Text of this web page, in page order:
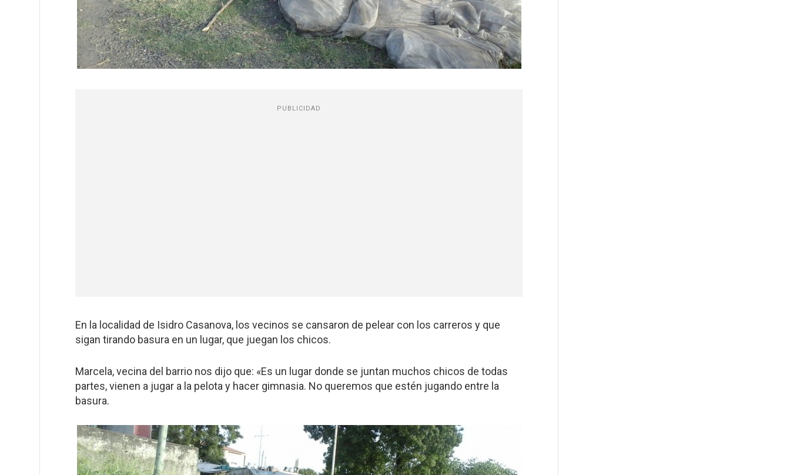
PUBLICIDAD
En la localidad de Isidro Casanova, los vecinos se cansaron de pelear con los carreros y que
sigan tirando basura en un lugar, que juegan los chicos.
Marcela, vecina del barrio nos dijo que: «Es un lugar donde se juntan muchos chicos de todas
partes, vienen a jugar a la pelota y hacer gimnasia. No queremos que estén jugando entre la
basura.